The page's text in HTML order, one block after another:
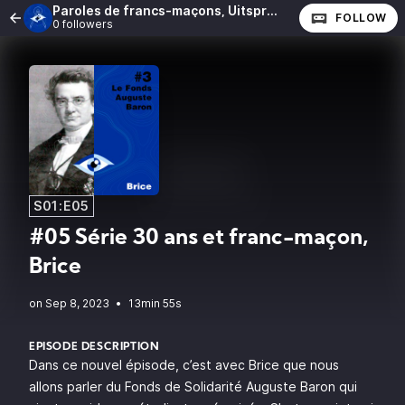
Paroles de francs-maçons, Uitspraken van vrijmetselaars
0 followers FOLLOW
S01:E05
#05 Série 30 ans et franc-maçon,
Brice
• 13min 55s
EPISODE DESCRIPTION
Dans ce nouvel épisode, c’est avec Brice que nous
allons parler du Fonds de Solidarité Auguste Baron qui